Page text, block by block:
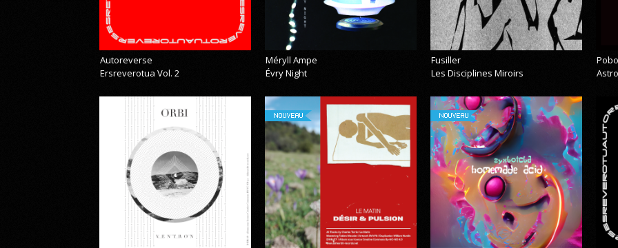
Autoreverse
Ersreverotua Vol. 2
Méryll Ampe
Évry Night
Fusiller
Les Disciplines Miroirs
NOUVEAU NOUVEAU